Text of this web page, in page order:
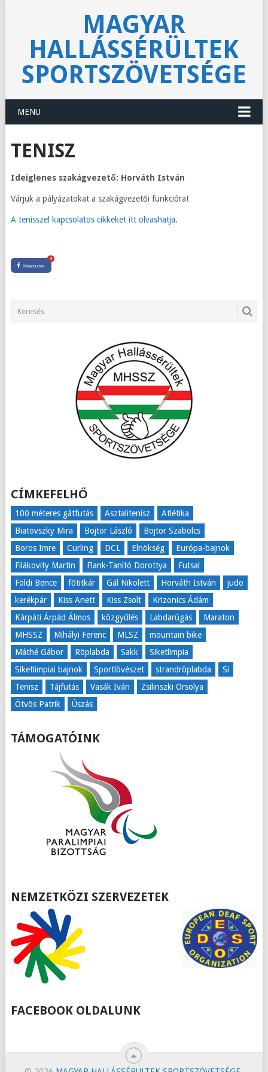
MAGYAR
HALLÁSSÉRÜLTEK
SPORTSZÖVETSÉGE
MENU
TENISZ
Ideiglenes szakágvezető: Horváth István
Várjuk a pályázatokat a szakágvezetői funkcióra!
A tenisszel kapcsolatos cikkeket itt olvashatja.
Megosztás
0
CÍMKEFELHŐ
100 méteres gátfutás Asztalitenisz
Atlétika
Biatovszky Mira
Bojtor László
Bojtor Szabolcs
Boros Imre
Curling DCL Elnökség
Európa-bajnok
Filákovity Martin
Flank-Tanító Dorottya
Futsal
Földi Bence
főtitkár Gál Nikolett Horváth István
judo
kerékpár
Kiss Anett Kiss Zsolt
Krizonics Ádám
Kárpáti Árpád Álmos
közgyűlés Labdarúgás
Maraton
MHSSZ
Mihályi Ferenc MLSZ
mountain bike
Máthé Gábor
Röplabda Sakk
Siketlimpia
Siketlimpiai bajnok
Sportlövészet strandröplabda
Sí
Tenisz
Tájfutás Vasák Iván
Zsilinszki Orsolya
Ötvös Patrik
Úszás
TÁMOGATÓINK
NEMZETKÖZI SZERVEZETEK
FACEBOOK OLDALUNK